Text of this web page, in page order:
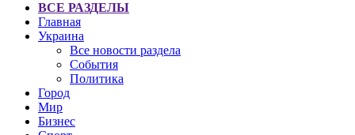
ВСЕ РАЗДЕЛЫ
Главная
Украина
Все новости раздела
События
Политика
Город
Мир
Бизнес